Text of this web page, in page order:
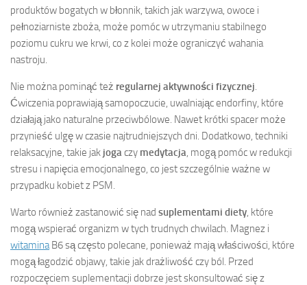
produktów bogatych w błonnik, takich jak warzywa, owoce i
pełnoziarniste zboża, może pomóc w utrzymaniu stabilnego
poziomu cukru we krwi, co z kolei może ograniczyć wahania
nastroju.
Nie można pominąć też regularnej aktywności fizycznej.
Ćwiczenia poprawiają samopoczucie, uwalniając endorfiny, które
działają jako naturalne przeciwbólowe. Nawet krótki spacer może
przynieść ulgę w czasie najtrudniejszych dni. Dodatkowo, techniki
relaksacyjne, takie jak jogaczy medytacja, mogą pomóc w redukcji
stresu i napięcia emocjonalnego, co jest szczególnie ważne w
przypadku kobiet z PSM.
Warto również zastanowić się nad suplementami diety, które
mogą wspierać organizm w tych trudnych chwilach. Magnez i
witaminaB6 są często polecane, ponieważ mają właściwości, które
mogą łagodzić objawy, takie jak drażliwość czy ból. Przed
rozpoczęciem suplementacji dobrze jest skonsultować się z